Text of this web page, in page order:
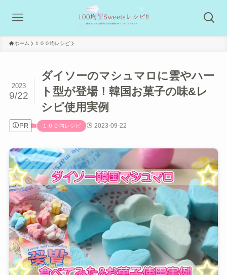
ホーム １００均レシピ
ダイソーのマシュマロに雲やハー
ト型が登場！韓国お菓子の味&レ
シピ使用実例
2023
9/22
PR １００均レシピ 2023-09-22